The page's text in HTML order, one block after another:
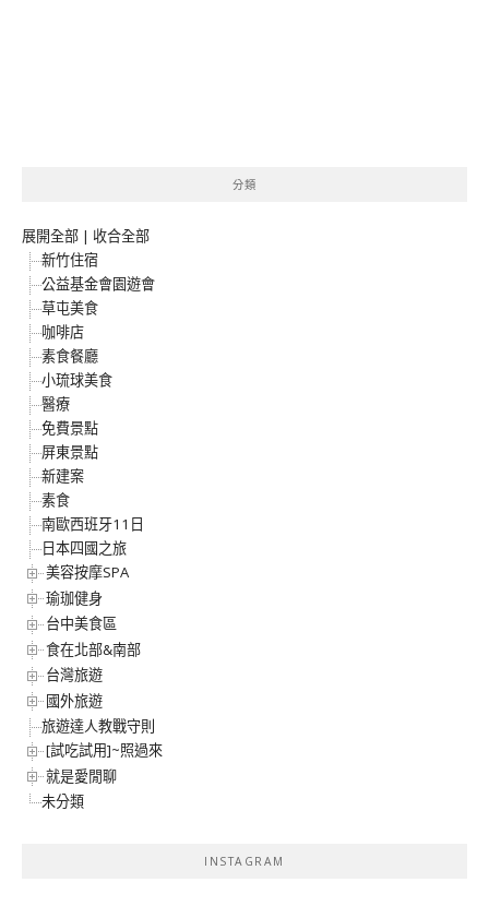
分類
展開全部 | 收合全部
新竹住宿
公益基金會園遊會
草屯美食
咖啡店
素食餐廳
小琉球美食
醫療
免費景點
屏東景點
新建案
素食
南歐西班牙11日
日本四國之旅
美容按摩SPA
瑜珈健身
台中美食區
食在北部&南部
台灣旅遊
國外旅遊
旅遊達人教戰守則
[試吃試用]~照過來
就是愛閒聊
未分類
INSTAGRAM